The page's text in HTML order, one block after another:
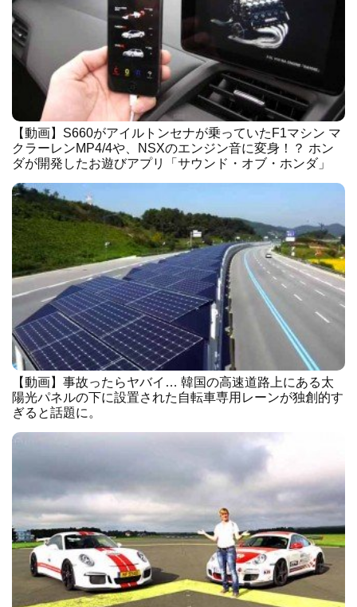
【動画】S660がアイルトンセナが乗っていたF1マシン マ
クラーレンMP4/4や、NSXのエンジン音に変身！？ ホン
ダが開発したお遊びアプリ「サウンド・オブ・ホンダ」
【動画】事故ったらヤバイ… 韓国の高速道路上にある太
陽光パネルの下に設置された自転車専用レーンが独創的す
ぎると話題に。